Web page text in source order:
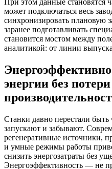
может подключаться весь
синхронизировать плановую
заранее подготавливать
становится мостом между
аналитикой: от линии
энергии без потери
Станки давно перестали
запускают и забывают.
регенеративные источники,
и умные режимы работы
снизить энергозатраты без
Энергоэффективность — не